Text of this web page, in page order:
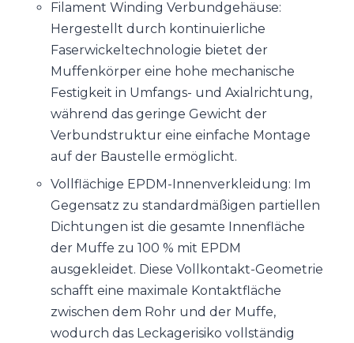
Filament Winding Verbundgehäuse:
Hergestellt durch kontinuierliche
Faserwickeltechnologie bietet der
Muffenkörper eine hohe mechanische
Festigkeit in Umfangs- und Axialrichtung,
während das geringe Gewicht der
Verbundstruktur eine einfache Montage
auf der Baustelle ermöglicht.
Vollflächige EPDM-Innenverkleidung: Im
Gegensatz zu standardmäßigen partiellen
Dichtungen ist die gesamte Innenfläche
der Muffe zu 100 % mit EPDM
ausgekleidet. Diese Vollkontakt-Geometrie
schafft eine maximale Kontaktfläche
zwischen dem Rohr und der Muffe,
wodurch das Leckagerisiko vollständig